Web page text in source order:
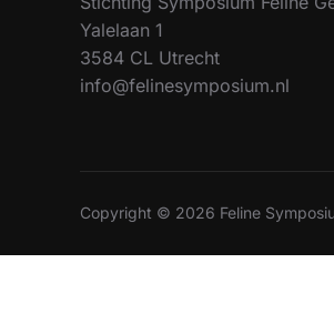
Yalelaan 1
3584 CL Utrecht
info@felinesymposium.nl
Copyright © 2026 Feline